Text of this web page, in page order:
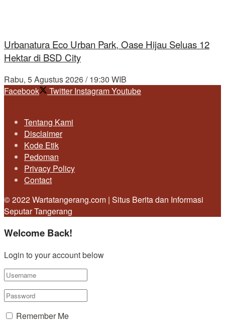
Urbanatura Eco Urban Park, Oase Hijau Seluas 12
Hektar di BSD City
Rabu, 5 Agustus 2026 / 19:30 WIB
Facebook
Twitter InstagramYoutube
Tentang Kami
Disclaimer
Kode Etik
Pedoman
Privacy Policy
Contact
© 2022 Wartatangerang.com | Situs Berita dan Informasi
Seputar Tangerang
Welcome Back!
Login to your account below
Remember Me